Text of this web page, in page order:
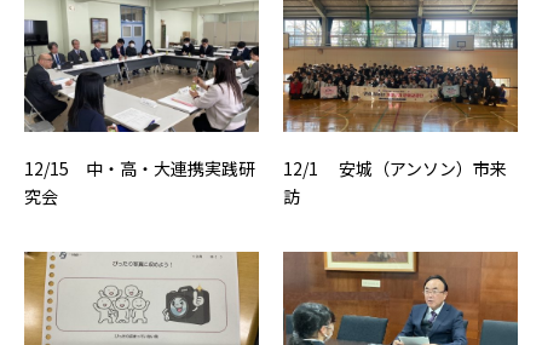
12/15 中・高・大連携実践研
究会
12/1 安城（アンソン）市来
訪